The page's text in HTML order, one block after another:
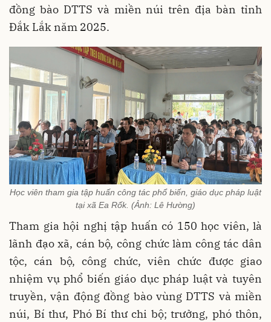
đồng bào DTTS và miền núi trên địa bàn tỉnh
Đắk Lắk năm 2025.
Học viên tham gia tập huấn công tác phổ biến, giáo dục pháp luật
tại xã Ea Rốk. (Ảnh: Lê Hường)
Tham gia hội nghị tập huấn có 150 học viên, là
lãnh đạo xã, cán bộ, công chức làm công tác dân
tộc, cán bộ, công chức, viên chức được giao
nhiệm vụ phổ biến giáo dục pháp luật và tuyên
truyền, vận động đồng bào vùng DTTS và miền
núi, Bí thư, Phó Bí thư chi bộ; trưởng, phó thôn,